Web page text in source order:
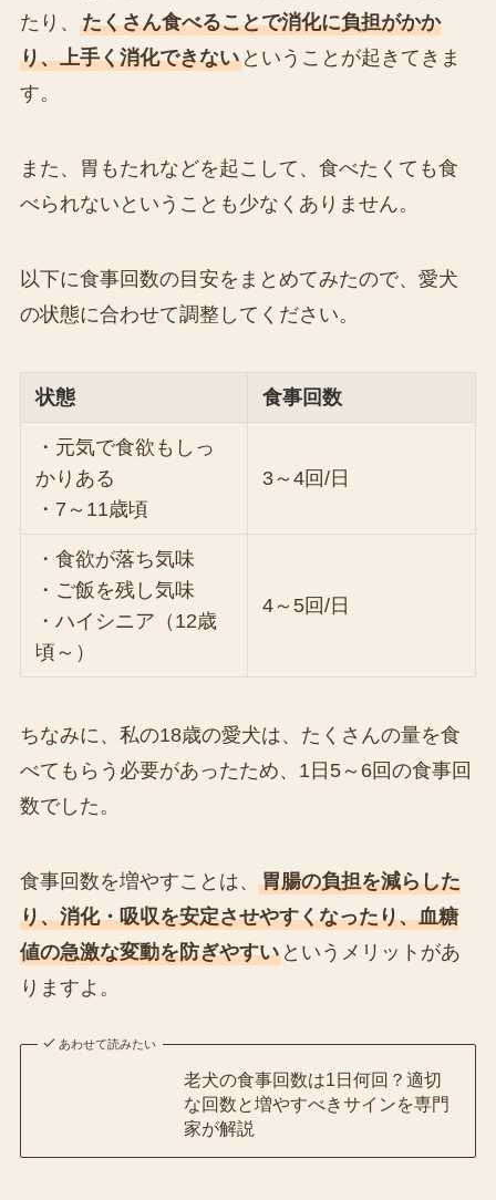
たり、 たくさん食べることで消化に負担がかか
り、上手く消化できないということが起きてきま
す。
また、胃もたれなどを起こして、食べたくても食
べられないということも少なくありません。
以下に食事回数の目安をまとめてみたので、愛犬
の状態に合わせて調整してください。
状態 食事回数
・元気で食欲もしっ
かりある
・7～11歳頃
3～4回/日
・食欲が落ち気味
・ご飯を残し気味
・ハイシニア（12歳
頃～）
4～5回/日
ちなみに、私の18歳の愛犬は、たくさんの量を食
べてもらう必要があったため、1日5～6回の食事回
数でした。
食事回数を増やすことは、 胃腸の負担を減らした
り、消化・吸収を安定させやすくなったり、血糖
値の急激な変動を防ぎやすいというメリットがあ
りますよ。
あわせて読みたい
老犬の食事回数は1日何回？適切
な回数と増やすべきサインを専門
家が解説